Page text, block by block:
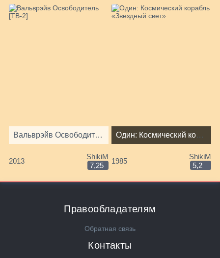
Вальврэйв Освободитель [ТВ-2]
2013
ShikiM
7,25
Один: Космический корабль «Звездный свет»
1985
ShikiM
5,2
Правообладателям
Обратная связь
Контакты